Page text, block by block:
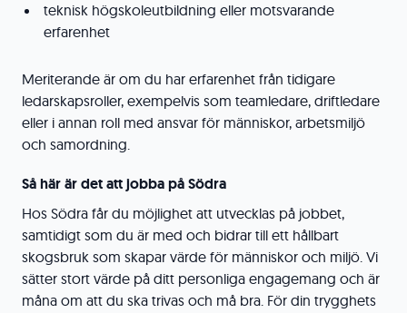
teknisk högskoleutbildning eller motsvarande
erfarenhet
Meriterande är om du har erfarenhet från tidigare
ledarskapsroller, exempelvis som teamledare, driftledare
eller i annan roll med ansvar för människor, arbetsmiljö
och samordning.
Så här är det att jobba på Södra
Hos Södra får du möjlighet att utvecklas på jobbet,
samtidigt som du är med och bidrar till ett hållbart
skogsbruk som skapar värde för människor och miljö. Vi
sätter stort värde på ditt personliga engagemang och är
måna om att du ska trivas och må bra. För din trygghets